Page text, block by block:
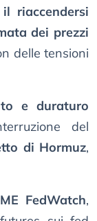
il riaccendersi
dei prezzi
delle tensioni
e duraturo
del
di Hormuz,
FedWatch,